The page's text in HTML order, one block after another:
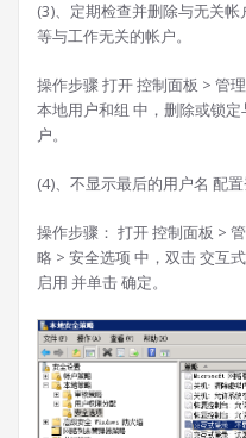
(3)、定期检查并删除与无关
等与工作无关的帐户。
操作步骤 打开 控制面板 > 管
本地用户和组 中，删除或锁
户。
(4)、不显示最后的用户名 配
操作步骤： 打开 控制面板 >
略 > 安全选项 中，双击 交互
启用 并单击 确定。